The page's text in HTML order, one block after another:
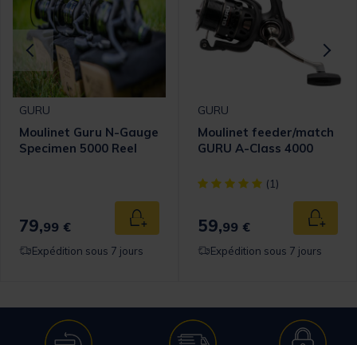
panier
GURU
Moulinet Guru N-Gauge
Specimen 5000 Reel
79,99 € Ajouter au panier
Expédition sous 7 jours
GURU
Moulinet feeder/match
GURU A-Class 4000
[object Object] out of 5
(1)
59,99 €
Expédition sous 7 jours